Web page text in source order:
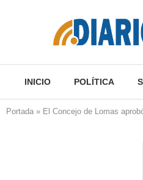
INICIO POLÍTICA
Portada » El Concejo de Lomas